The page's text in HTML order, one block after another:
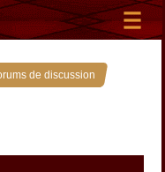
de discussion »